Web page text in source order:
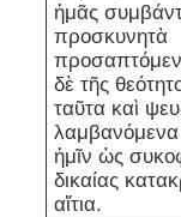
ἡμᾶς
προσκυνητὰ
δὲ τῆς
ταῦτα καὶ
λαμβανόμενα
ἡμῖν ὡς
δικαίας
αἴτια.